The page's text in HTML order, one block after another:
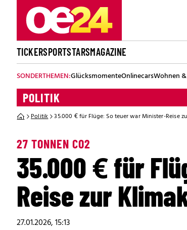
TICKERSPORTSTARSMAGAZINE
SONDERTHEMEN:GlücksmomenteOnlinecarsWohnen
POLITIK
Politik 35.000 € für Flüge: So teuer war Minister-Reise
27 TONNEN CO2
35.000 € für
Reise zur
27.01.2026, 15:13